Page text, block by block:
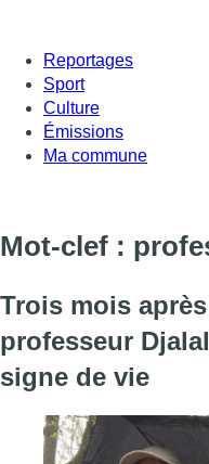
Reportages
Sport
Culture
Émissions
Ma commune
Mot-clef :
Trois mois
professeur
signe de vie